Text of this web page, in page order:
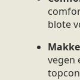
blote
vegen